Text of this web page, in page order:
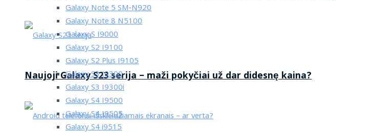
Naujoji Galaxy S23 serija – maži pokyčiai už dar didesnę kaina?
Galaxy Note 5 SM-N920
Galaxy Note 8 N5100
Galaxy S I9000
Galaxy S2 I9100
Galaxy S2 Plus I9105
Galaxy S3 I9300
Galaxy S3 I9300i
Galaxy S4 I9500
Galaxy S4 I9505
Galaxy S4 i9515